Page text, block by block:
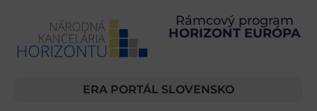
Rámcový program
HORIZONT EURÓPA
ERA PORTÁL SLOVENSKO